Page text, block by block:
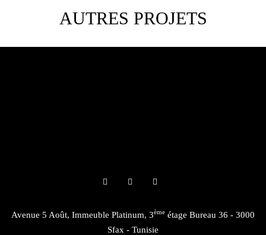
AUTRES PROJETS
Avenue 5 Août, Immeuble Platinum, 3ème étage Bureau 36 - 3000
Sfax - Tunisie